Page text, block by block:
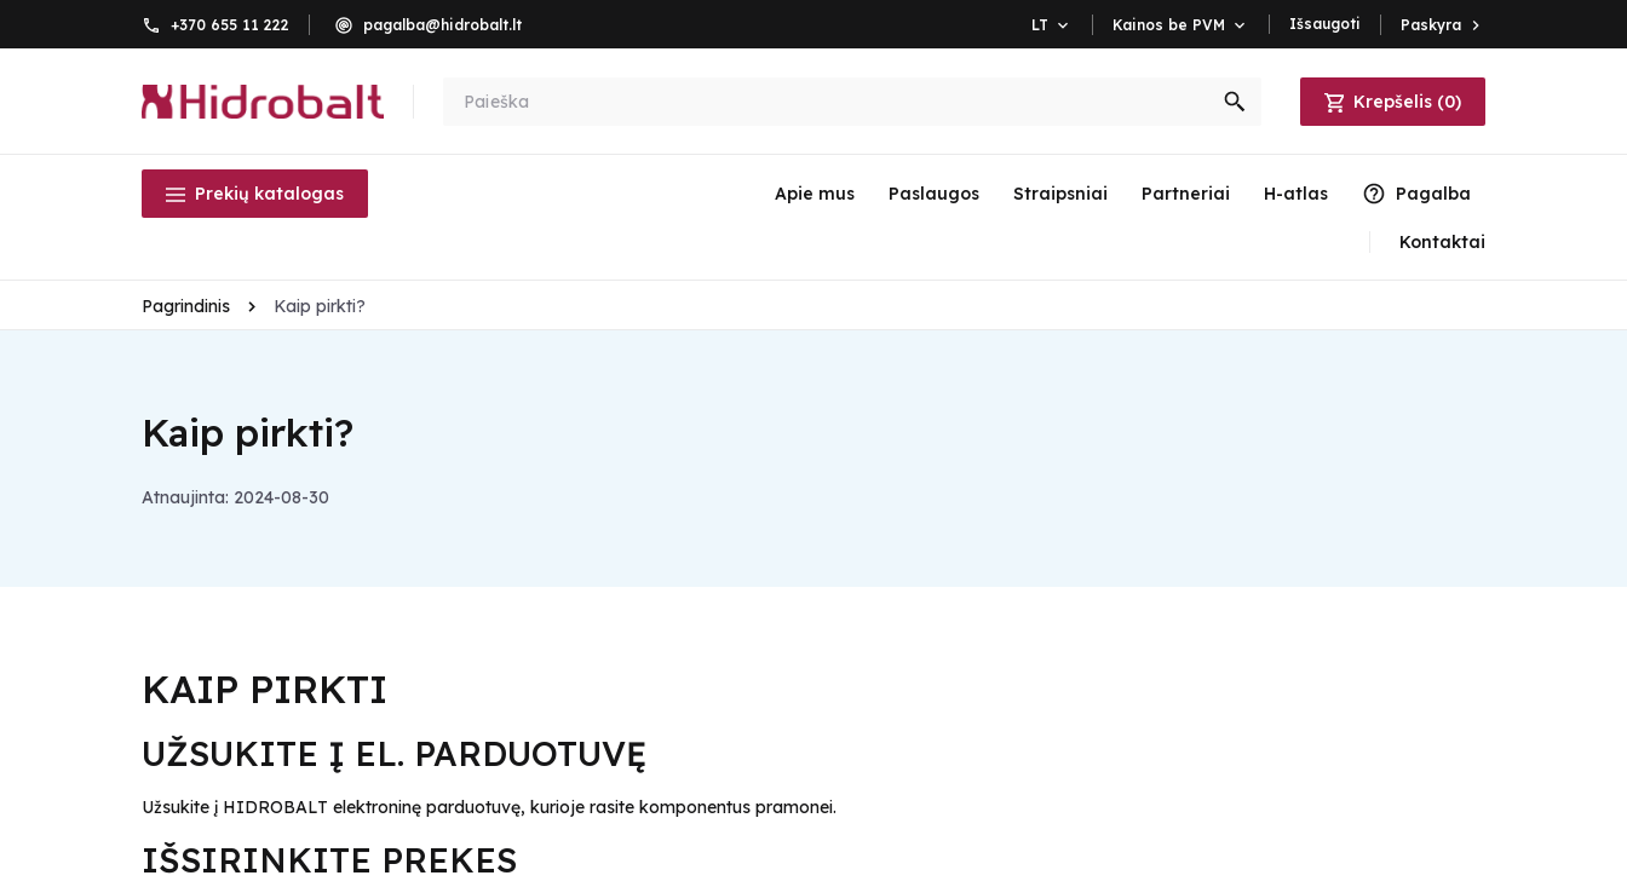
+370 655 11 222 pagalba@hidrobalt.lt LT  Kainos be PVM  Išsaugoti Paskyra 
Krepšelis (0)
Prekių katalogas Apie mus Paslaugos Straipsniai Partneriai H-atlas Pagalba
Kontaktai
Pagrindinis Kaip pirkti?
Kaip pirkti?
Atnaujinta: 2024-08-30
KAIP PIRKTI
UŽSUKITE Į EL. PARDUOTUVĘ
Užsukite į HIDROBALT elektroninę parduotuvę, kurioje rasite komponentus pramonei.
IŠSIRINKITE PREKES